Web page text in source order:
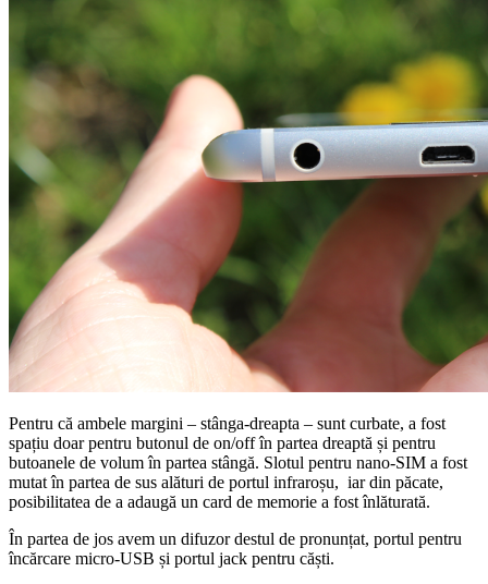
Pentru că ambele margini – stânga-dreapta – sunt curbate, a fost
spațiu doar pentru butonul de on/off în partea dreaptă și pentru
butoanele de volum în partea stângă. Slotul pentru nano-SIM a fost
mutat în partea de sus alături de portul infraroșu, iar din păcate,
posibilitatea de a adaugă un card de memorie a fost înlăturată.
În partea de jos avem un difuzor destul de pronunțat, portul pentru
încărcare micro-USB și portul jack pentru căști.